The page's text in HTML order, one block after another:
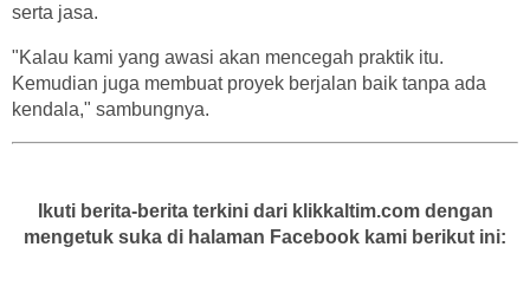
serta jasa.
"Kalau kami yang awasi akan mencegah praktik itu.
Kemudian juga membuat proyek berjalan baik tanpa ada
kendala," sambungnya.
Ikuti berita-berita terkini dari klikkaltim.com dengan
mengetuk suka di halaman Facebook kami berikut ini: